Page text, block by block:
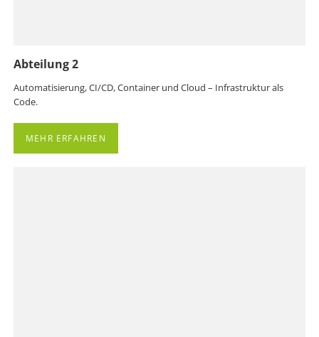
Abteilung 2
Automatisierung, CI/CD, Container und Cloud – Infrastruktur als
Code.
MEHR ERFAHREN